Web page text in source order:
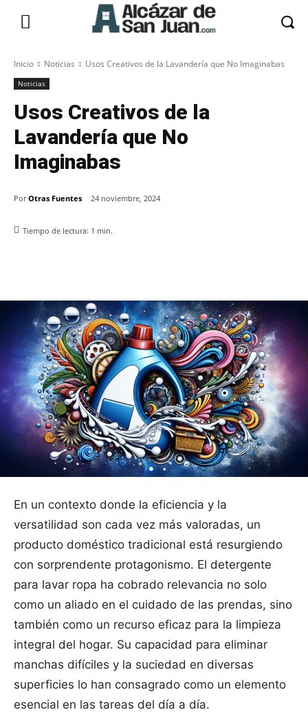
Inicio Noticias Usos Creativos de la Lavandería que No Imaginabas
Noticias
Usos Creativos de la
Lavandería que No
Imaginabas
Por Otras Fuentes 24 noviembre, 2024
Tiempo de lectura: 1 min.
En un contexto donde la eficiencia y la
versatilidad son cada vez más valoradas, un
producto doméstico tradicional está resurgiendo
con sorprendente protagonismo. El detergente
para lavar ropa ha cobrado relevancia no solo
como un aliado en el cuidado de las prendas, sino
también como un recurso eficaz para la limpieza
integral del hogar. Su capacidad para eliminar
manchas difíciles y la suciedad en diversas
superficies lo han consagrado como un elemento
esencial en las tareas del día a día.